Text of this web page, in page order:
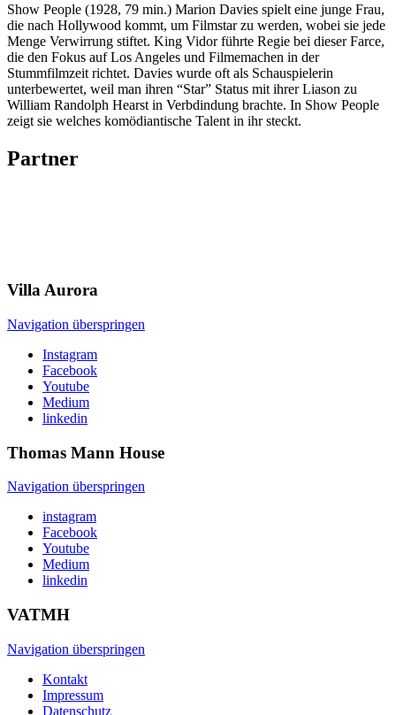
Show People (1928, 79 min.) Marion Davies spielt eine junge Frau,
die nach Hollywood kommt, um Filmstar zu werden, wobei sie jede
Menge Verwirrung stiftet. King Vidor führte Regie bei dieser Farce,
die den Fokus auf Los Angeles und Filmemachen in der
Stummfilmzeit richtet. Davies wurde oft als Schauspielerin
unterbewertet, weil man ihren “Star” Status mit ihrer Liason zu
William Randolph Hearst in Verbdindung brachte. In Show People
zeigt sie welches komödiantische Talent in ihr steckt.
Partner
VillaAurora
Navigation überspringen
Instagram
Facebook
Youtube
Medium
linkedin
Thomas Mann House
Navigation überspringen
instagram
Facebook
Youtube
Medium
linkedin
VATMH
Navigation überspringen
Kontakt
Impressum
Datenschutz